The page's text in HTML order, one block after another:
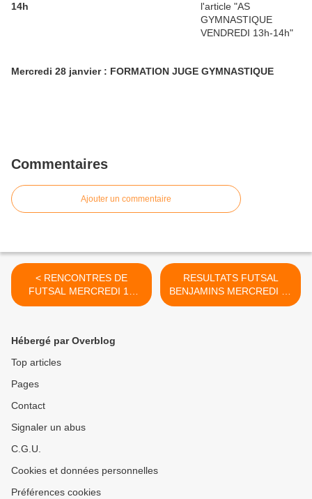
14h
Mercredi 28 janvier : FORMATION JUGE GYMNASTIQUE
Commentaires
Ajouter un commentaire
< RENCONTRES DE
FUTSAL MERCREDI 11
JANVIER
RESULTATS FUTSAL
BENJAMINS MERCREDI 11
JANVIER >
Hébergé par Overblog
Top articles
Pages
Contact
Signaler un abus
C.G.U.
Cookies et données personnelles
Préférences cookies